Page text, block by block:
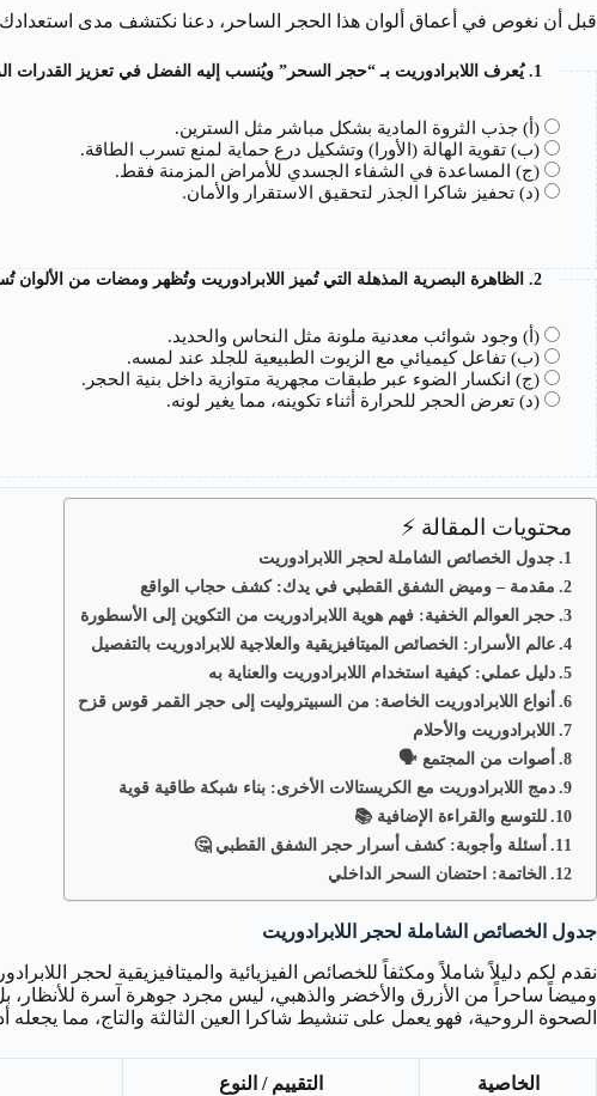
قبل أن نغوص في أعماق ألوان هذا الحجر الساحر، دعنا نكتشف مدى استعدادك
1. يُعرف اللابرادوريت بـ “حجر السحر” ويُنسب إليه الفضل في تعزيز القدرات الروحية. يُعتقد أن السبب الرئيسي لذلك هو قدرته على…؟
(أ) جذب الثروة المادية بشكل مباشر مثل السترين.
(ب) تقوية الهالة (الأورا) وتشكيل درع حماية لمنع تسرب الطاقة.
(ج) المساعدة في الشفاء الجسدي للأمراض المزمنة فقط.
(د) تحفيز شاكرا الجذر لتحقيق الاستقرار والأمان.
2. الظاهرة البصرية المذهلة التي تُميز اللابرادوريت وتُظهر ومضات من الألوان تُسمى “اللابرادوريسينس” . هذه الظاهرة ناتجة عن…؟
(أ) وجود شوائب معدنية ملونة مثل النحاس والحديد.
(ب) تفاعل كيميائي مع الزيوت الطبيعية للجلد عند لمسه.
(ج) انكسار الضوء عبر طبقات مجهرية متوازية داخل بنية الحجر.
(د) تعرض الحجر للحرارة أثناء تكوينه، مما يغير لونه.
محتويات المقالة ⚡
جدول الخصائص الشاملة لحجر اللابرادوريت
مقدمة – وميض الشفق القطبي في يدك: كشف حجاب الواقع
حجر العوالم الخفية: فهم هوية اللابرادوريت من التكوين إلى الأسطورة
عالم الأسرار: الخصائص الميتافيزيقية والعلاجية للابرادوريت بالتفصيل
دليل عملي: كيفية استخدام اللابرادوريت والعناية به
أنواع اللابرادوريت الخاصة: من السبيتروليت إلى حجر القمر قوس قزح
اللابرادوريت والأحلام
أصوات من المجتمع 🗣️
دمج اللابرادوريت مع الكريستالات الأخرى: بناء شبكة طاقية قوية
للتوسع والقراءة الإضافية 📚
أسئلة وأجوبة: كشف أسرار حجر الشفق القطبي 🤔
الخاتمة: احتضان السحر الداخلي
جدول الخصائص الشاملة لحجر اللابرادوريت
نقدم لكم دليلاً شاملاً ومكثفاً للخصائص الفيزيائية والميتافيزيقية لحجر
وميضاً ساحراً من الأزرق والأخضر والذهبي، ليس مجرد جوهرة آسرة للأنظار، بل
الصحوة الروحية، فهو يعمل على تنشيط شاكرا العين الثالثة والتاج، مما
الخاصية التقييم / النوع